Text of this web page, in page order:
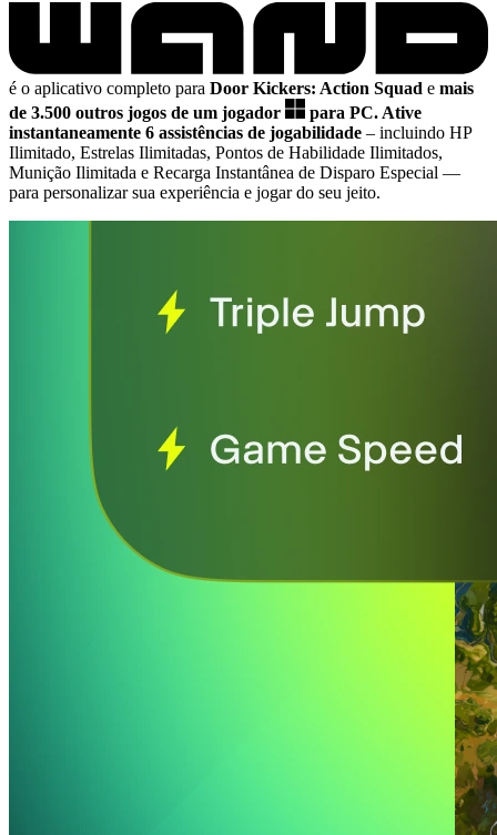
é o aplicativo completo para Door Kickers: Action Squad e mais
de 3.500 outros jogos de um jogador
para PC. Ative
instantaneamente 6 assistências de jogabilidade – incluindo HP
Ilimitado, Estrelas Ilimitadas, Pontos de Habilidade Ilimitados,
Munição Ilimitada e Recarga Instantânea de Disparo Especial —
para personalizar sua experiência e jogar do seu jeito.